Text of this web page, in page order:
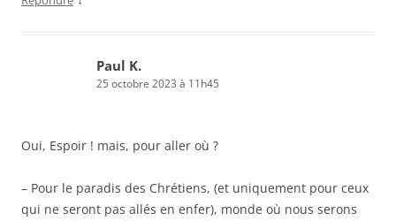
Paul K.
25 octobre 2023 à 11h45
Oui, Espoir ! mais, pour aller où ?
– Pour le paradis des Chrétiens, (et uniquement pour ceux
qui ne seront pas allés en enfer), monde où nous serons